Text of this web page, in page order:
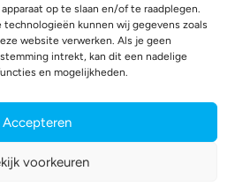
op te slaan en/of te raadplegen.
kunnen wij gegevens zoals
website verwerken. Als je geen
intrekt, kan dit een nadelige
en mogelijkheden.
Accepteren
voorkeuren
rechten voorbehouden.
conversal